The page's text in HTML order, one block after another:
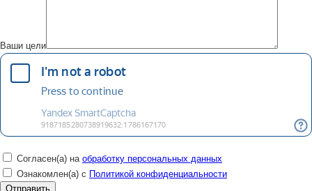
Ваши цели
Согласен(а) на обработку персональных данных
Ознакомлен(а) с Политикой конфиденциальности